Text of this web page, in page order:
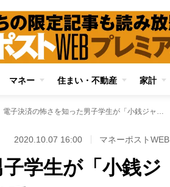
マネー 住まい・不動産 家計
電子決済の怖さを知った男子学生が「小銭ジャラジャラマン」になるまで
2020.10.07 16:00 マネーポストWEB
学生が「小銭ジ